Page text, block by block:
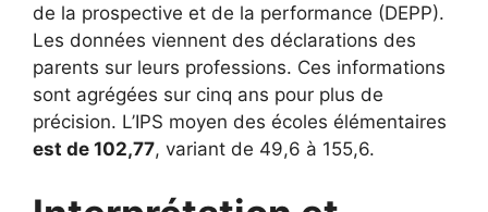
de la prospective et de la performance (DEPP).
Les données viennent des déclarations des
parents sur leurs professions. Ces informations
sont agrégées sur cinq ans pour plus de
précision. L’IPS moyen des écoles élémentaires
est de 102,77, variant de 49,6 à 155,6.